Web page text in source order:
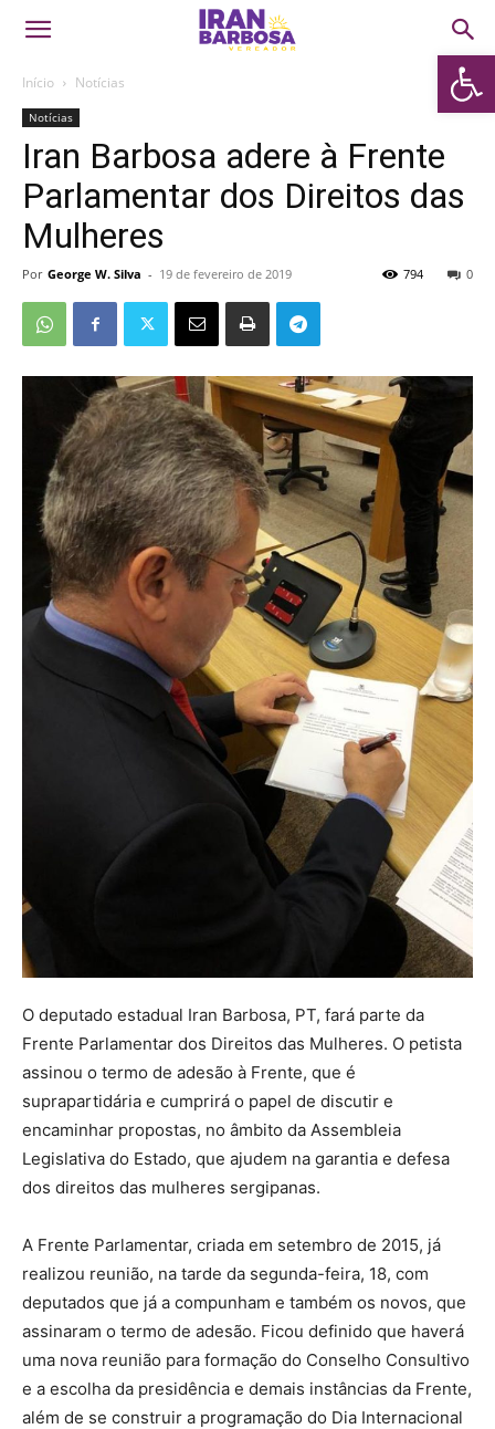
Abrir
Início Notícias
Notícias
Iran Barbosa adere à Frente
Parlamentar dos Direitos das
Mulheres
Por George W. Silva - 19 de fevereiro de 2019 0
794
O deputado estadual Iran Barbosa, PT, fará parte da
Frente Parlamentar dos Direitos das Mulheres. O petista
assinou o termo de adesão à Frente, que é
suprapartidária e cumprirá o papel de discutir e
encaminhar propostas, no âmbito da Assembleia
Legislativa do Estado, que ajudem na garantia e defesa
dos direitos das mulheres sergipanas.
A Frente Parlamentar, criada em setembro de 2015, já
realizou reunião, na tarde da segunda-feira, 18, com
deputados que já a compunham e também os novos, que
assinaram o termo de adesão. Ficou definido que haverá
uma nova reunião para formação do Conselho Consultivo
e a escolha da presidência e demais instâncias da Frente,
além de se construir a programação do Dia Internacional